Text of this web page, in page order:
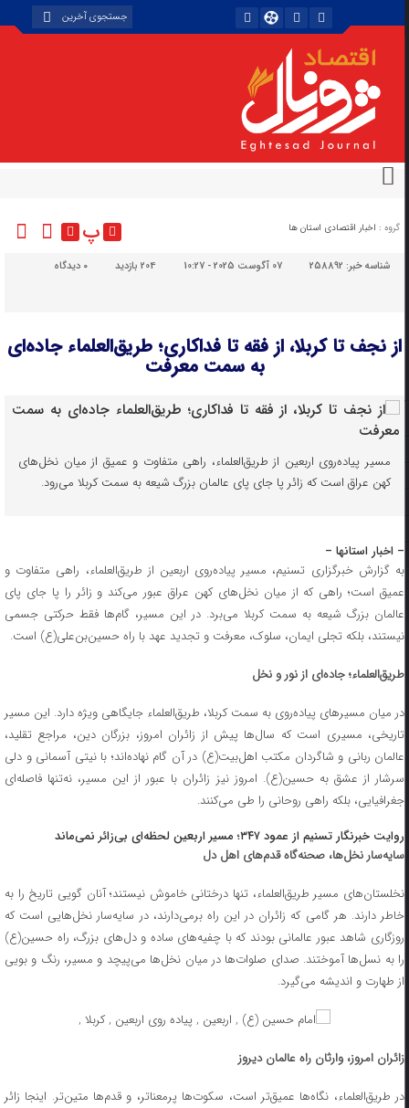
گروه : اخبار اقتصادی استان ها پ
شناسه خبر:258892 07 آگوست 2025 - 10:27 204 بازدید دیدگاه
از نجف تا کربلا، از فقه تا فداکاری؛ طریق‌العلماء جاده‌ای
به سمت معرفت
مسیر پیاده‌روی اربعین از طریق‌العلماء، راهی متفاوت و عمیق از میان نخل‌های
کهن عراق است که زائر پا جای پای عالمان بزرگ شیعه به سمت کربلا می‌رود.
– اخبار استانها –
به گزارش خبرگزاری تسنیم، مسیر پیاده‌روی اربعین از طریق‌العلماء، راهی متفاوت و
عمیق است؛ راهی که از میان نخل‌های کهن عراق عبور می‌کند و زائر را پا جای پای
عالمان بزرگ شیعه به سمت کربلا می‌برد. در این مسیر، گام‌ها فقط حرکتی جسمی
نیستند، بلکه تجلی ایمان، سلوک، معرفت و تجدید عهد با راه حسین‌بن‌علی(ع) است.
طریق‌العلماء؛ جاده‌ای از نور و نخل
در میان مسیرهای پیاده‌روی به سمت کربلا، طریق‌العلماء جایگاهی ویژه دارد. این مسیر
تاریخی، مسیری است که سال‌ها پیش از زائران امروز، بزرگان دین، مراجع تقلید،
عالمان ربانی و شاگردان مکتب اهل‌بیت(ع) در آن گام نهاده‌اند؛ با نیتی آسمانی و دلی
سرشار از عشق به حسین(ع). امروز نیز زائران با عبور از این مسیر، نه‌تنها فاصله‌ای
جغرافیایی، بلکه راهی روحانی را طی می‌کنند.
روایت خبرنگار تسنیم از عمود ۳۴۷؛ مسیر اربعین لحظه‌ای بی‌زائر نمی‌ماند
سایه‌سار نخل‌ها، صحنه‌گاه قدم‌های اهل دل
نخلستان‌های مسیر طریق‌العلماء، تنها درختانی خاموش نیستند؛ آنان گویی تاریخ را به
خاطر دارند. هر گامی که زائران در این راه برمی‌دارند، در سایه‌سار نخل‌هایی است که
روزگاری شاهد عبور عالمانی بودند که با چفیه‌های ساده و دل‌های بزرگ، راه حسین(ع)
را به نسل‌ها آموختند. صدای صلوات‌ها در میان نخل‌ها می‌پیچد و مسیر، رنگ و بویی
از طهارت و اندیشه می‌گیرد.
زائران امروز، وارثان راه عالمان دیروز
در طریق‌العلماء، نگاه‌ها عمیق‌تر است، سکوت‌ها پرمعناتر، و قدم‌ها متین‌تر. اینجا زائر